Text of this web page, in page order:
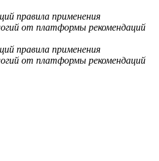
правила применения
от платформы рекомендаций
правила применения
от платформы рекомендаций